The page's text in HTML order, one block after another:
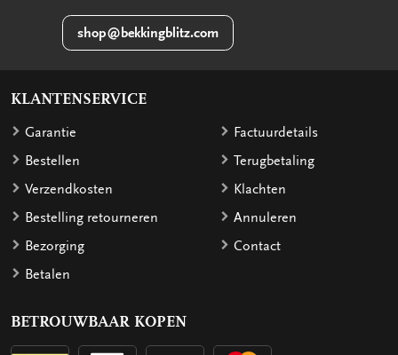
shop@bekkingblitz.com
KLANTENSERVICE
Garantie
Bestellen
Verzendkosten
Bestelling retourneren
Bezorging
Betalen
Factuurdetails
Terugbetaling
Klachten
Annuleren
Contact
BETROUWBAAR KOPEN